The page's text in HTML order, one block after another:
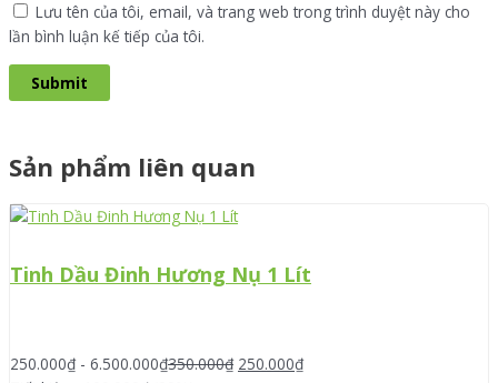
Lưu tên của tôi, email, và trang web trong trình duyệt này cho
lần bình luận kế tiếp của tôi.
Sản phẩm liên quan
Tinh Dầu Đinh Hương Nụ 1 Lít
250.000₫- 6.500.000₫350.000₫ 250.000₫